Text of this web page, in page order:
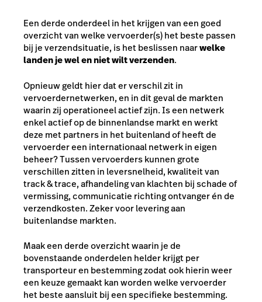
Een derde onderdeel in het krijgen van een goed
overzicht van welke vervoerder(s) het beste passen
bij je verzendsituatie, is het beslissen naarwelke
landen je wel en niet wilt verzenden.
Opnieuw geldt hier dat er verschil zit in
vervoerdernetwerken, en in dit geval de markten
waarin zij operationeel actief zijn. Is een netwerk
enkel actief op de binnenlandse markt en werkt
deze met partners in het buitenland of heeft de
vervoerder een internationaal netwerk in eigen
beheer? Tussen vervoerders kunnen grote
verschillen zitten in leversnelheid, kwaliteit van
track & trace, afhandeling van klachten bij schade of
vermissing, communicatie richting ontvanger én de
verzendkosten. Zeker voor levering aan
buitenlandse markten.
Maak een derde overzicht waarin je de
bovenstaande onderdelen helder krijgt per
transporteur en bestemming zodat ook hierin weer
een keuze gemaakt kan worden welke vervoerder
het beste aansluit bij een specifieke bestemming.